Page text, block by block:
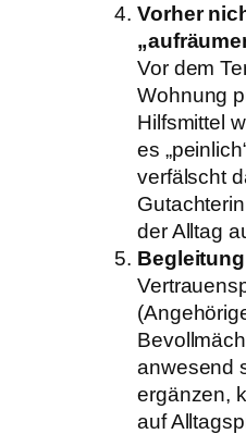
Vorher
Vor dem
Wohnung
Hilfsmittel
es
verfälscht
der Alltag
anwesend
ergänzen,
auf